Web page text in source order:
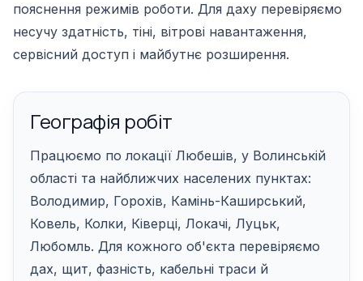
пояснення режимів роботи. Для даху перевіряємо
несучу здатність, тіні, вітрові навантаження,
сервісний доступ і майбутнє розширення.
Географія робіт
Працюємо по локації Любешів, у Волинській
області та найближчих населених пунктах:
Володимир, Горохів, Камінь-Каширський,
Ковель, Колки, Ківерці, Локачі, Луцьк,
Любомль. Для кожного об'єкта перевіряємо
дах, щит, фазність, кабельні траси й